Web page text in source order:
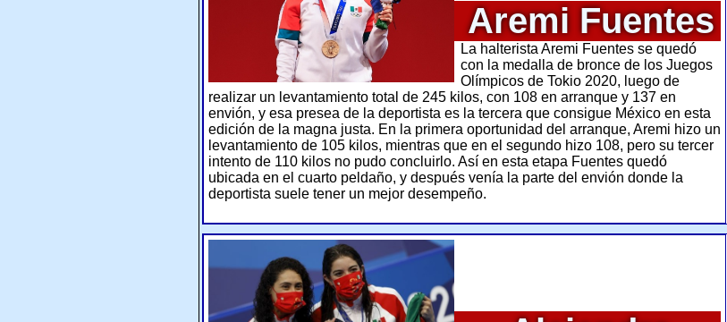
Aremi Fuentes
La halterista Aremi Fuentes se quedó
con la medalla de bronce de los Juegos
Olímpicos de Tokio 2020, luego de
realizar un levantamiento total de 245 kilos, con 108 en arranque y 137 en
envión, y esa presea de la deportista es la tercera que consigue México en esta
edición de la magna justa. En la primera oportunidad del arranque, Aremi hizo un
levantamiento de 105 kilos, mientras que en el segundo hizo 108, pero su tercer
intento de 110 kilos no pudo concluirlo. Así en esta etapa Fuentes quedó
ubicada en el cuarto peldaño, y después venía la parte del envión donde la
deportista suele tener un mejor desempeño.